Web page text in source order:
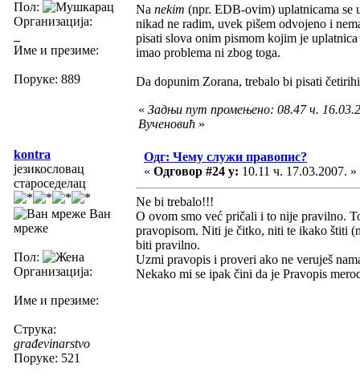
Пол:
Организација:
Име и презиме:
Поруке: 889
Na nekim (npr. EDB-ovim) uplatnicama se
nikad ne radim, uvek pišem odvojeno i
pisati slova onim pismom kojim je
imao problema ni zbog toga.
Da dopunim Zorana, trebalo bi pisati
« Задњи пут промењено: 08.47 ч.
Вученовић »
kontra
језикословац
староседелац
Ван
мреже
Пол:
Организација:
Име и презиме:
Струка:
građevinarstvo
Поруке: 521
Одг: Чему служи правопис?
« Одговор #24 у: 10.11 ч. 17.03.2007. »
Ne bi trebalo!!!
O ovom smo već pričali i to nije pravilno.
pravopisom. Niti je čitko, niti te ikako štiti
biti pravilno.
Uzmi pravopis i proveri ako ne veruješ
Nekako mi se ipak čini da je Pravopis